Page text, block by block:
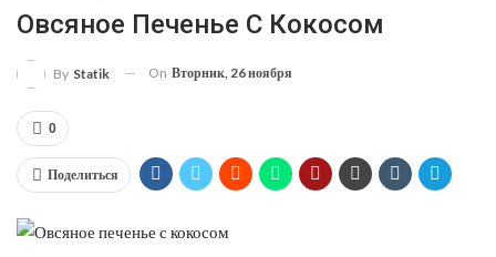
Овсяное Печенье С Кокосом
By Statik On Вторник, 26 ноября
0
Поделиться